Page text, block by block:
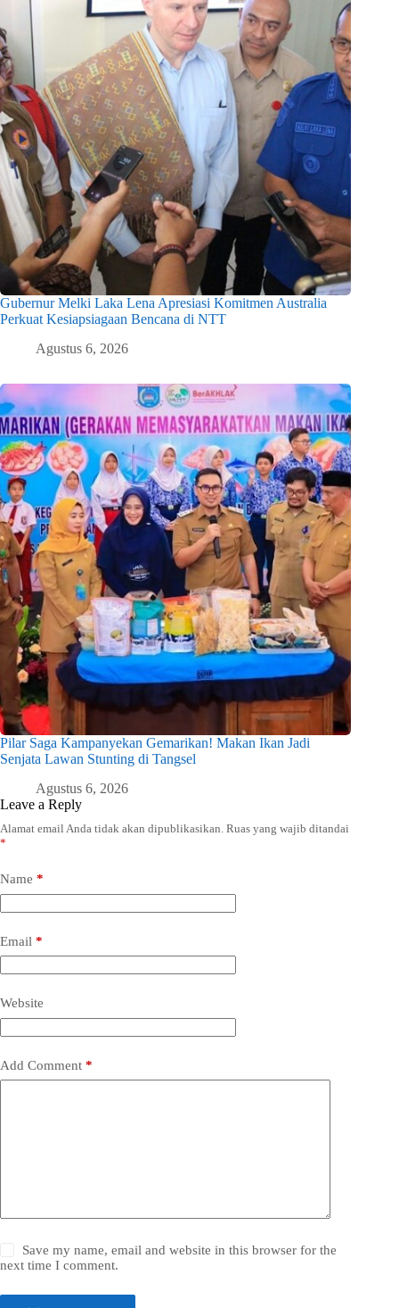
Gubernur Melki Laka Lena Apresiasi Komitmen Australia
Perkuat Kesiapsiagaan Bencana di NTT
Agustus 6, 2026
Pilar Saga Kampanyekan Gemarikan! Makan Ikan Jadi
Senjata Lawan Stunting di Tangsel
Agustus 6, 2026
Leave a Reply
Alamat email Anda tidak akan dipublikasikan. Ruas yang wajib ditandai
*
Name *
Email *
Website
Add Comment *
Save my name, email and website in this browser for the
next time I comment.